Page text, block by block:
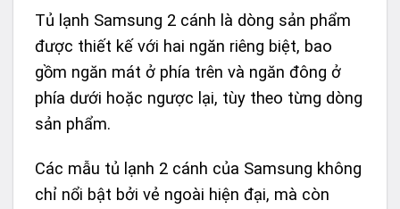
Tủ lạnh Samsung 2 cánh là dòng sản phẩm
được thiết kế với hai ngăn riêng biệt, bao
gồm ngăn mát ở phía trên và ngăn đông ở
phía dưới hoặc ngược lại, tùy theo từng dòng
sản phẩm.
Các mẫu tủ lạnh 2 cánh của Samsung không
chỉ nổi bật bởi vẻ ngoài hiện đại, mà còn